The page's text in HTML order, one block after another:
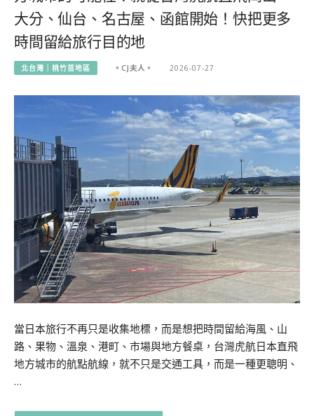
大分、仙台、名古屋、函館開始！快把更多
時間留給旅行目的地
北台灣｜桃竹苗地區 。CJ夫人。 2026-07-27
當日本旅行不再只是收集地標，而是想把時間留給海風、山
路、果物、溫泉、港町、市場與地方餐桌，台灣虎航日本直飛
地方城市的航點航線，就不只是交通工具，而是一種更聰明、
…